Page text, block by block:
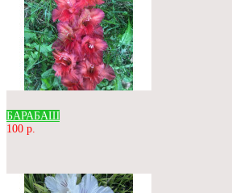
БАРАБАШ
100 р.